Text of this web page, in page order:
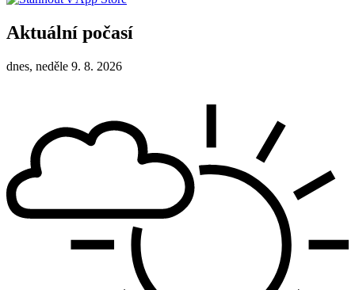
Aktuální počasí
dnes, neděle 9. 8. 2026